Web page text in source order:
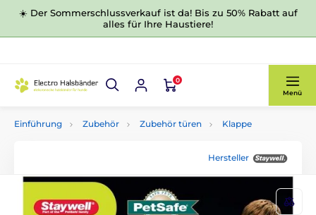
☀️ Der Sommerschlussverkauf ist da! Bis zu 50% Rabatt auf
alles für Ihre Haustiere!
0
Menü
Einführung Zubehör Zubehör türen Klappe
Hersteller